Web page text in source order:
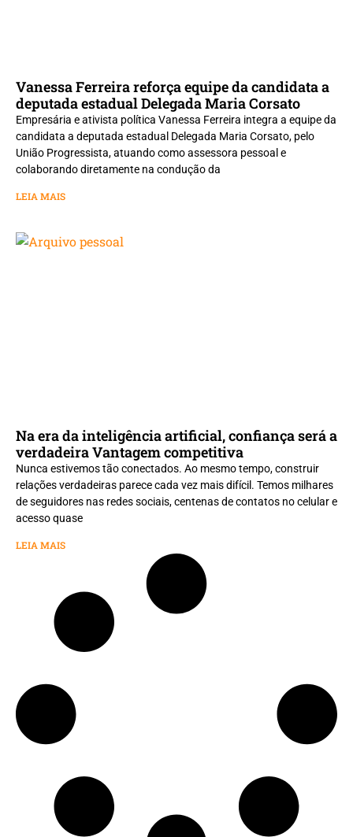
Vanessa Ferreira reforça equipe da candidata a
deputada estadual Delegada Maria Corsato
Empresária e ativista política Vanessa Ferreira integra a equipe da
candidata a deputada estadual Delegada Maria Corsato, pelo
União Progressista, atuando como assessora pessoal e
colaborando diretamente na condução da
LEIA MAIS
Na era da inteligência artificial, confiança será a
verdadeira Vantagem competitiva
Nunca estivemos tão conectados. Ao mesmo tempo, construir
relações verdadeiras parece cada vez mais difícil. Temos milhares
de seguidores nas redes sociais, centenas de contatos no celular e
acesso quase
LEIA MAIS